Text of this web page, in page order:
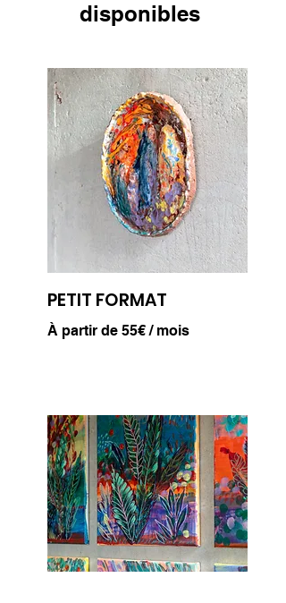
disponibles
PETIT FORMAT
À partir de 55€ / mois